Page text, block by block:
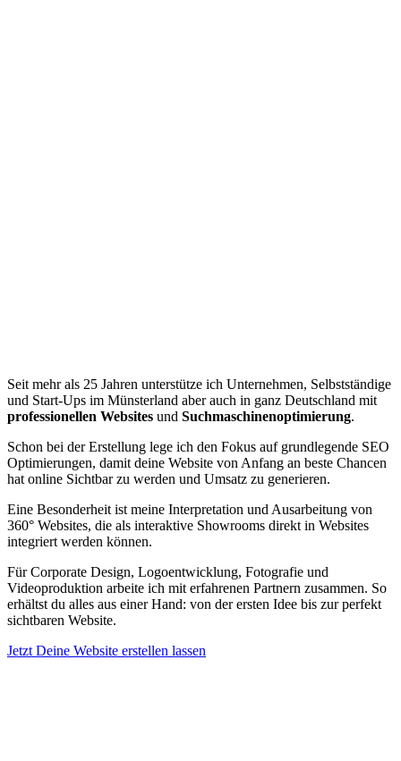
Seit mehr als 25 Jahren unterstütze ich Unternehmen, Selbstständige
und Start-Ups im Münsterland aber auch in ganz Deutschland mit
professionellen Websites und Suchmaschinenoptimierung.
Schon bei der Erstellung lege ich den Fokus auf grundlegende SEO
Optimierungen, damit deine Website von Anfang an beste Chancen
hat online Sichtbar zu werden und Umsatz zu generieren.
Eine Besonderheit ist meine Interpretation und Ausarbeitung von
360° Websites, die als interaktive Showrooms direkt in Websites
integriert werden können.
Für Corporate Design, Logoentwicklung, Fotografie und
Videoproduktion arbeite ich mit erfahrenen Partnern zusammen. So
erhältst du alles aus einer Hand: von der ersten Idee bis zur perfekt
sichtbaren Website.
Jetzt Deine Website erstellen lassen